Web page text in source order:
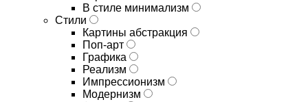
В стиле минимализм
Стили
Картины абстракция
Поп-арт
Графика
Реализм
Импрессионизм
Модернизм